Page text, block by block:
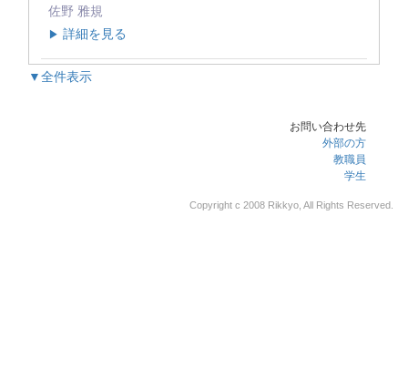
佐野 雅規
▶ 詳細を見る
▼全件表示
お問い合わせ先
外部の方
教職員
学生
Copyright c 2008 Rikkyo, All Rights Reserved.